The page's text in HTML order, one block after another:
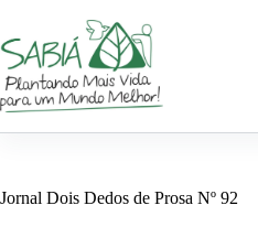
o
conteúdo
Jornal Dois Dedos de Prosa Nº 92